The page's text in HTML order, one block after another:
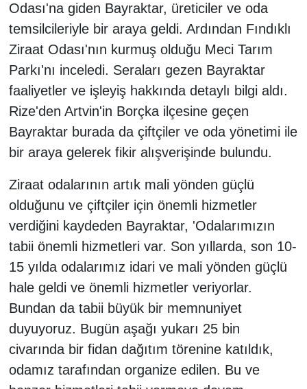
Odası'na giden Bayraktar, üreticiler ve oda
temsilcileriyle bir araya geldi. Ardından Fındıklı
Ziraat Odası'nın kurmuş olduğu Meci Tarım
Parkı'nı inceledi. Seraları gezen Bayraktar
faaliyetler ve işleyiş hakkında detaylı bilgi aldı.
Rize'den Artvin'in Borçka ilçesine geçen
Bayraktar burada da çiftçiler ve oda yönetimi ile
bir araya gelerek fikir alışverişinde bulundu.
Ziraat odalarının artık mali yönden güçlü
olduğunu ve çiftçiler için önemli hizmetler
verdiğini kaydeden Bayraktar, 'Odalarımızın
tabii önemli hizmetleri var. Son yıllarda, son 10-
15 yılda odalarımız idari ve mali yönden güçlü
hale geldi ve önemli hizmetler veriyorlar.
Bundan da tabii büyük bir memnuniyet
duyuyoruz. Bugün aşağı yukarı 25 bin
civarında bir fidan dağıtım törenine katıldık,
odamız tarafından organize edilen. Bu ve